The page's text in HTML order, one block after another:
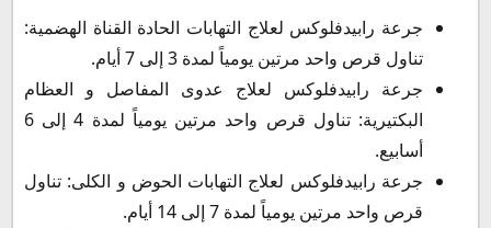
جرعة رابيدفلوكس لعلاج التهابات الحادة القناة الهضمية:
تناول قرص واحد مرتين يومياً لمدة 3 إلى 7 أيام.
جرعة رابيدفلوكس لعلاج عدوى المفاصل و العظام
البكتيرية: تناول قرص واحد مرتين يومياً لمدة 4 إلى 6
أسابيع.
جرعة رابيدفلوكس لعلاج التهابات الحوض و الكلى: تناول
قرص واحد مرتين يومياً لمدة 7 إلى 14 أيام.